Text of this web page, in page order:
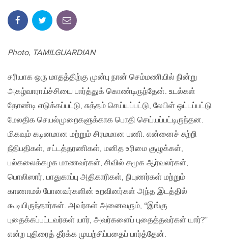
Photo, TAMILGUARDIAN
சரியாக ஒரு மாதத்திற்கு முன்பு நான் செம்மணியில் நின்று
அகழ்வாராய்ச்சியை பார்த்துக் கொண்டிருந்தேன். உடல்கள்
தோண்டி எடுக்கப்பட்டு, சுத்தம் செய்யப்பட்டு, லேபிள் ஒட்டப்பட்டு
மேலதிக செயல்முறைகளுக்காக பொதி செய்யப்பட்டிருந்தன.
மிகவும் கடினமான மற்றும் சிரமமான பணி. என்னைச் சுற்றி
நீதிபதிகள், சட்டத்தரணிகள், மனித உரிமை குழுக்கள்,
பல்கலைக்கழக மாணவர்கள், சிவில் சமூக ஆர்வலர்கள்,
பொலிஸார், பாதுகாப்பு அதிகாரிகள், நிபுணர்கள் மற்றும்
காணாமல் போனவர்களின் உறவினர்கள் அந்த இடத்தில்
கூடியிருந்தார்கள். அவர்கள் அனைவரும், “இங்கு
புதைக்கப்பட்டவர்கள் யார், அவர்களைப் புதைத்தவர்கள் யார்?”
என்ற புதிரைத் தீர்க்க முயற்சிப்பதைப் பார்த்தேன்.